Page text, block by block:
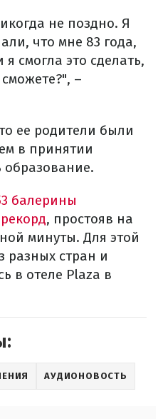
не поздно. Я
что мне 83 года,
я смогла это сделать,
–
ее родители были
в принятии
балерины
, простояв на
минуты. Для этой
разных стран и
в отеле Plaza в
АУДИОНОВОСТЬ